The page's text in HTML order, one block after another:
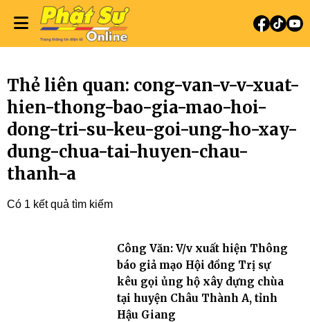
Thẻ liên quan: cong-van-v-v-xuat-
hien-thong-bao-gia-mao-hoi-
dong-tri-su-keu-goi-ung-ho-xay-
dung-chua-tai-huyen-chau-
thanh-a
Có 1 kết quả tìm kiếm
Công Văn: V/v xuất hiện Thông
báo giả mạo Hội đồng Trị sự
kêu gọi ủng hộ xây dựng chùa
tại huyện Châu Thành A, tỉnh
Hậu Giang